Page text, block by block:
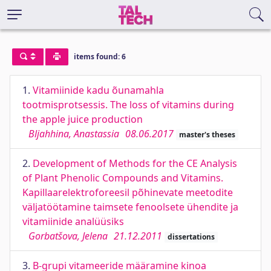
items found: 6
1. Vitamiinide kadu õunamahla
tootmisprotsessis. The loss of vitamins during
the apple juice production
Bljahhina, Anastassia 08.06.2017 master's theses
2. Development of Methods for the CE Analysis
of Plant Phenolic Compounds and Vitamins.
Kapillaarelektroforeesil põhinevate meetodite
väljatöötamine taimsete fenoolsete ühendite ja
vitamiinide analüüsiks
Gorbatšova, Jelena 21.12.2011 dissertations
3. B-grupi vitameeride määramine kinoa